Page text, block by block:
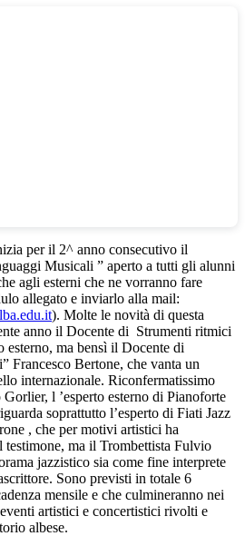
per il 2^ anno consecutivo il
Musicali ” aperto a tutti gli alunni
agli esterni che ne vorranno fare
allegato e inviarlo alla mail:
). Molte le novità di questa
anno il Docente di Strumenti ritmici
esterno, ma bensì il Docente di
Francesco Bertone, che vanta un
internazionale. Riconfermatissimo
l ’esperto esterno di Pianoforte
soprattutto l’esperto di Fiati Jazz
, che per motivi artistici ha
testimone, ma il Trombettista Fulvio
jazzistico sia come fine interprete
Sono previsti in totale 6
mensile e che culmineranno nei
artistici e concertistici rivolti e
albese.